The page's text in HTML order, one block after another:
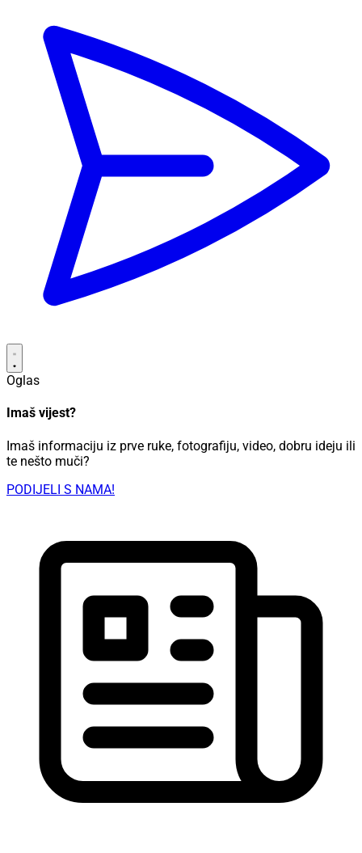
Oglas
Imaš vijest?
Imaš informaciju iz prve ruke, fotografiju, video, dobru ideju ili
te nešto muči?
PODIJELI S NAMA!